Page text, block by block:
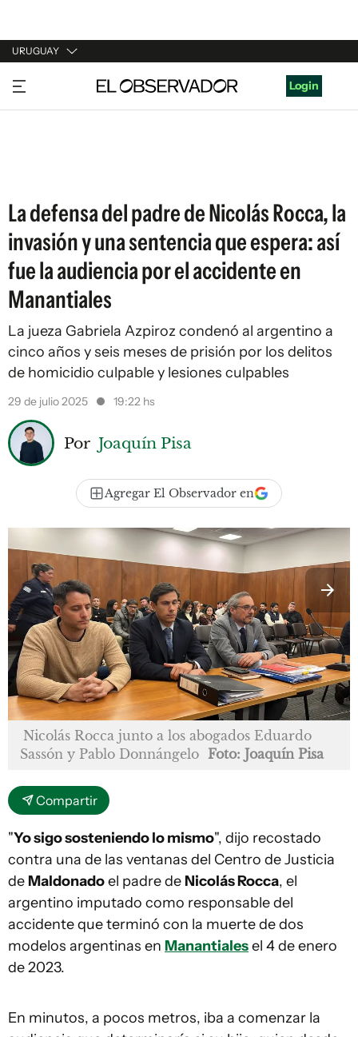
URUGUAY
URUGUAY
ARGENTINA
Login
La defensa del padre de Nicolás Rocca, la
invasión y una sentencia que espera: así
fue la audiencia por el accidente en
Manantiales
La jueza Gabriela Azpiroz condenó al argentino a
cinco años y seis meses de prisión por los delitos
de homicidio culpable y lesiones culpables
29 de julio 2025 19:22 hs
Por Joaquín Pisa
Agregar El Observador en
Nicolás Rocca junto a los abogados Eduardo
Sassón y Pablo Donnángelo Foto: Joaquín Pisa
Compartir
"Yo sigo sosteniendo lo mismo", dijo recostado
contra una de las ventanas del Centro de Justicia
de Maldonadoel padre de Nicolás Rocca, el
argentino imputado como responsable del
accidente que terminó con la muerte de dos
modelos argentinas en Manantialesel 4 de enero
de 2023.
En minutos, a pocos metros, iba a comenzar la